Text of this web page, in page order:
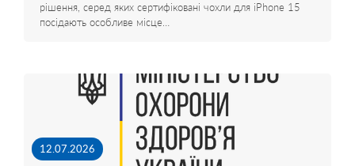
рішення, серед яких сертифіковані чохли для iPhone 15
посідають особливе місце…
12.07.2026